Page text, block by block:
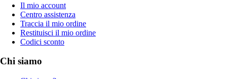
Il mio account
Centro assistenza
Traccia il mio ordine
Restituisci il mio ordine
Codici sconto
Chi siamo